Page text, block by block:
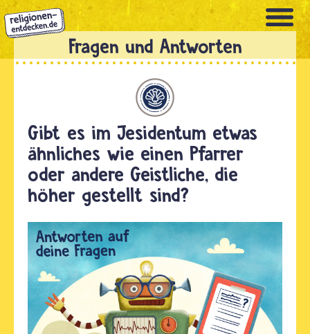
Direkt
zum
Inhalt
Gibt es im Jesidentum etwas
ähnliches wie einen Pfarrer
oder andere Geistliche, die
höher gestellt sind?